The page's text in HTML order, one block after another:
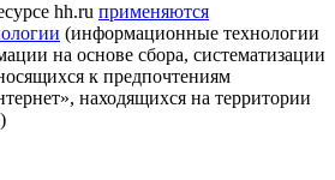
hh.ru применяются
(информационные технологии
на основе сбора, систематизации
к предпочтениям
находящихся на территории